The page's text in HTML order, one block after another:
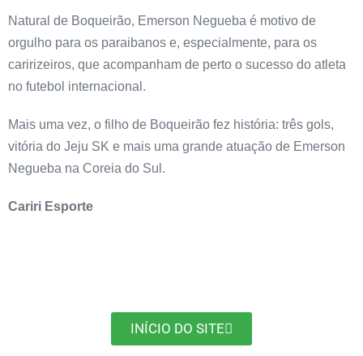
Natural de Boqueirão, Emerson Negueba é motivo de
orgulho para os paraibanos e, especialmente, para os
caririzeiros, que acompanham de perto o sucesso do atleta
no futebol internacional.
Mais uma vez, o filho de Boqueirão fez história: três gols,
vitória do Jeju SK e mais uma grande atuação de Emerson
Negueba na Coreia do Sul.
Cariri Esporte
INÍCIO DO SITE